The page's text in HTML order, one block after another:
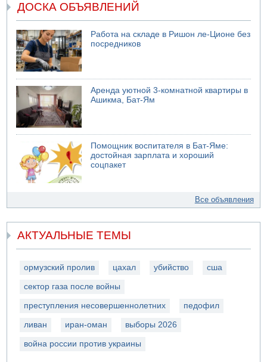
ДОСКА ОБЪЯВЛЕНИЙ
Работа на складе в Ришон ле-Ционе без
посредников
Аренда уютной 3-комнатной квартиры в
Ашикма, Бат-Ям
Помощник воспитателя в Бат-Яме:
достойная зарплата и хороший
соцпакет
Все объявления
АКТУАЛЬНЫЕ ТЕМЫ
ормузский пролив цахал убийство сша
сектор газа после войны
преступления несовершеннолетних педофил
ливан иран-оман выборы 2026
война россии против украины